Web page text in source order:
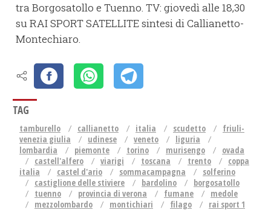
tra Borgosatollo e Tuenno. TV: giovedì alle 18,30
su RAI SPORT SATELLITE sintesi di Callianetto-
Montechiaro.
TAG
tamburello callianetto italia scudetto
friuli-
venezia giulia
udinese veneto
liguria
lombardia
piemonte torino murisengo
ovada
castell'alfero
viarigi toscana trento
coppa
italia
castel d'ario sommacampagna
solferino
castiglione delle stiviere
bardolino
borgosatollo
tuenno
provincia di verona fumane
medole
mezzolombardo
montichiari filago rai sport 1